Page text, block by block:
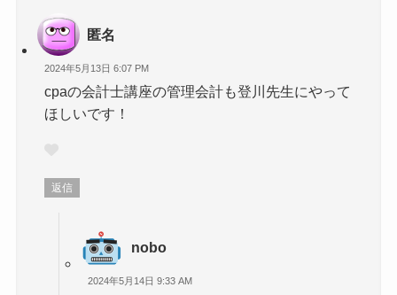
匿名
2024年5月13日 6:07 PM
cpaの会計士講座の管理会計も登川先生にやって
ほしいです！
返信
nobo
2024年5月14日 9:33 AM